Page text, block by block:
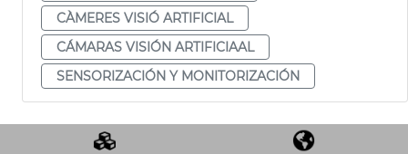
CÀMERES VISIÓ ARTIFICIAL
CÁMARAS VISIÓN ARTIFICIAAL
SENSORIZACIÓN Y MONITORIZACIÓN